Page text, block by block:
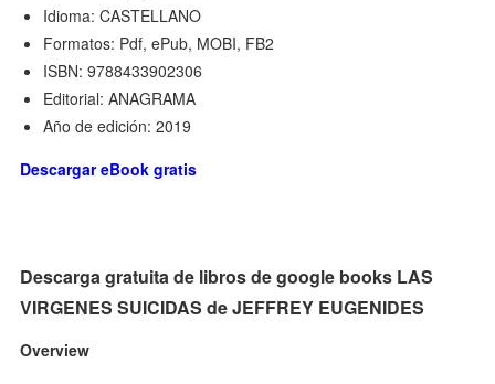
Idioma: CASTELLANO
Formatos: Pdf, ePub, MOBI, FB2
ISBN: 9788433902306
Editorial: ANAGRAMA
Año de edición: 2019
Descargar eBook gratis
Descarga gratuita de libros de google books LAS
VIRGENES SUICIDAS de JEFFREY EUGENIDES
Overview